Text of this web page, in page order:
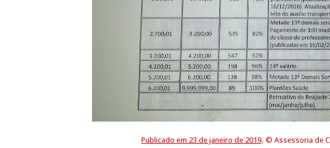
Publicado em 23 de janeiro de 2019. © Assessoria de